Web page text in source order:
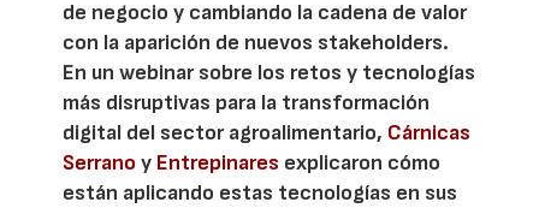
de negocio y cambiando la cadena de valor
con la aparición de nuevos stakeholders.
En un webinar sobre los retos y tecnologías
más disruptivas para la transformación
digital del sector agroalimentario, Cárnicas
Serrano y Entrepinares explicaron cómo
están aplicando estas tecnologías en sus